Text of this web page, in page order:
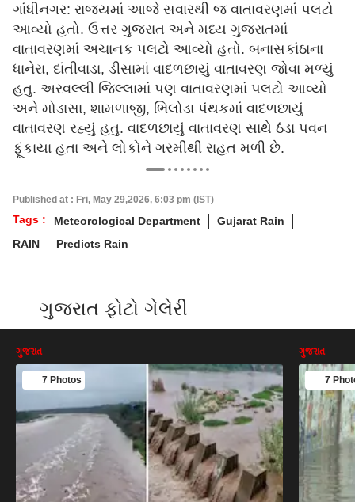
ગાંધીનગર: રાજ્યમાં આજે સવારથી જ વાતાવરણમાં પલટો
આવ્યો હતો. ઉત્તર ગુજરાત અને મધ્ય ગુજરાતમાં
વાતાવરણમાં અચાનક પલટો આવ્યો હતો. બનાસકાંઠાના
ધાનેરા, દાંતીવાડા, ડીસામાં વાદળછાયું વાતાવરણ જોવા મળ્યું
હતુ. અરવલ્લી જિલ્લામાં પણ વાતાવરણમાં પલટો આવ્યો
અને મોડાસા, શામળાજી, ભિલોડા પંથકમાં વાદળછાયું
વાતાવરણ રહ્યું હતુ. વાદળછાયું વાતાવરણ સાથે ઠંડા પવન
ફૂંકાયા હતા અને લોકોને ગરમીથી રાહત મળી છે.
Published at : Fri, May 29,2026, 6:03 pm (IST)
Tags : Meteorological Department
Gujarat Rain
RAIN
Predicts Rain
ગુજરાત ફોટો ગેલેરી
ગુજરાત
7 Photos
ગુજરાત
7